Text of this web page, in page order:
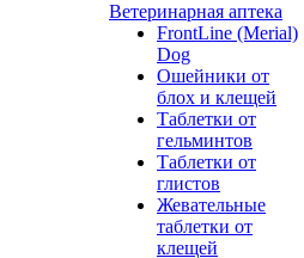
Ветеринарная аптека
FrontLine (Merial)
Dog
Ошейники от
блох и клещей
Таблетки от
гельминтов
Таблетки от
глистов
Жевательные
таблетки от
клещей